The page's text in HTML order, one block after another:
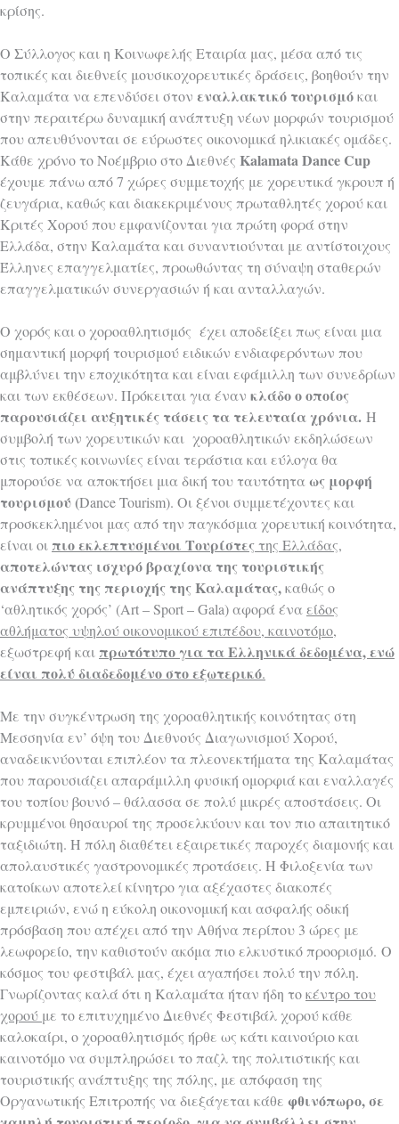
κρίσης.
Ο Σύλλογος και η Κοινωφελής Εταιρία μας, μέσα από τις
τοπικές και διεθνείς μουσικοχορευτικές δράσεις, βοηθούν την
Καλαμάτα να επενδύσει στον εναλλακτικό τουρισμόκαι
στην περαιτέρω δυναμική ανάπτυξη νέων μορφών τουρισμού
που απευθύνονται σε εύρωστες οικονομικά ηλικιακές ομάδες.
Κάθε χρόνο το Νοέμβριο στο Διεθνές Kalamata Dance Cup
έχουμε πάνω από 7 χώρες συμμετοχής με χορευτικά γκρουπ ή
ζευγάρια, καθώς και διακεκριμένους πρωταθλητές χορού και
Κριτές Χορού που εμφανίζονται για πρώτη φορά στην
Ελλάδα, στην Καλαμάτα και συναντιούνται με αντίστοιχους
Έλληνες επαγγελματίες, προωθώντας τη σύναψη σταθερών
επαγγελματικών συνεργασιών ή και ανταλλαγών.
Ο χορός και ο χοροαθλητισμός έχει αποδείξει πως είναι μια
σημαντική μορφή τουρισμού ειδικών ενδιαφερόντων που
αμβλύνει την εποχικότητα και είναι εφάμιλλη των συνεδρίων
και των εκθέσεων. Πρόκειται για έναν κλάδο ο οποίος
παρουσιάζει αυξητικές τάσεις τα τελευταία χρόνια. Η
συμβολή των χορευτικών και χοροαθλητικών εκδηλώσεων
στις τοπικές κοινωνίες είναι τεράστια και εύλογα θα
μπορούσε να αποκτήσει μια δική του ταυτότηταως μορφή
τουρισμού (Dance Tourism). Οι ξένοι συμμετέχοντες και
προσκεκλημένοι μας από την παγκόσμια χορευτική κοινότητα,
είναι οι πιο εκλεπτυσμένοι Τουρίστεςτης Ελλάδας,
αποτελώντας ισχυρό βραχίονα της τουριστικής
ανάπτυξης της περιοχής της Καλαμάτας,καθώς ο
‘αθλητικός χορός’ (Art – Sport – Gala) αφορά έναείδος
αθλήματος υψηλού οικονομικού επιπέδου, καινοτόμο,
εξωστρεφή και πρωτότυπο για τα Ελληνικά δεδομένα, ενώ
είναι πολύ διαδεδομένο στο εξωτερικό.
Με την συγκέντρωση της χοροαθλητικής κοινότητας στη
Μεσσηνία εν’ όψη του Διεθνούς Διαγωνισμού Χορού,
αναδεικνύονται επιπλέον τα πλεονεκτήματα της Καλαμάτας
πουπαρουσιάζει απαράμιλλη φυσική ομορφιά και εναλλαγές
του τοπίου βουνό – θάλασσα σε πολύ μικρές αποστάσεις. Οι
κρυμμένοι θησαυροί της προσελκύουν και τον πιο απαιτητικό
ταξιδιώτη. Η πόλη διαθέτει εξαιρετικές παροχές διαμονής και
απολαυστικές γαστρονομικές προτάσεις. Η Φιλοξενία των
κατοίκων αποτελεί κίνητρο για αξέχαστες διακοπές
εμπειριών, ενώ η εύκολη οικονομική και ασφαλής οδική
πρόσβαση που απέχει από την Αθήνα περίπου 3 ώρες με
λεωφορείο, την καθιστούν ακόμα πιο ελκυστικό προορισμό. Ο
κόσμος του φεστιβάλ μας, έχει αγαπήσει πολύ την πόλη.
Γνωρίζοντας καλά ότι η Καλαμάτα ήταν ήδη τοκέντρο του
χορού με το επιτυχημένο Διεθνές Φεστιβάλ χορού κάθε
καλοκαίρι, ο χοροαθλητισμός ήρθε ως κάτι καινούριο και
καινοτόμο να συμπληρώσει το παζλ της πολιτιστικής και
τουριστικής ανάπτυξης της πόλης, με απόφαση της
Οργανωτικής Επιτροπής να διεξάγεται κάθε φθινόπωρο, σε